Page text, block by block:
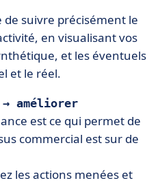
suivre précisément le
en visualisant vos
et les éventuels
et le réel.
→ améliorer
est ce qui permet de
commercial est sur de
les actions menées et